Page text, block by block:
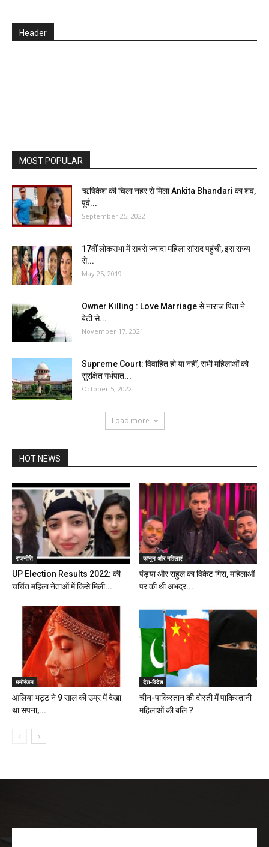
Header
MOST POPULAR
ऋषिकेश की चिला नहर से मिला Ankita Bhandari का शव,
पूर्व...
September 25, 2022
17वीं लोकसभा में सबसे ज्यादा महिला सांसद पहुंची, इस राज्य
से...
May 25, 2019
Owner Killing : Love Marriage से नाराज पिता ने
बेटी से...
November 17, 2021
Supreme Court: विवाहित हो या नहीं, सभी महिलाओं को
सुरक्षित गर्भपात...
October 5, 2022
Load more
HOT NEWS
राजनीति
UP Election Results 2022: की
चर्चित महिला नेताओं में किसे मिली...
कानून और महिलाएं
पंड्या और राहुल का विकेट गिरा, महिलाओं
पर की थी अभद्र...
मनोरंजन
आलिया भट्ट ने 9 साल की उम्र में देखा
था सपना,...
देश-विदेश
चीन-पाकिस्तान की दोस्ती में पाकिस्तानी
महिलाओं की बलि ?